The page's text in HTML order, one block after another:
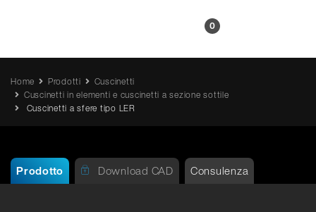
0
Home Prodotti
Cuscinetti
Cuscinetti in elementi e cuscinetti a sezione sottile
Cuscinetti a sfere tipo LER
Prodotto Download CAD Consulenza